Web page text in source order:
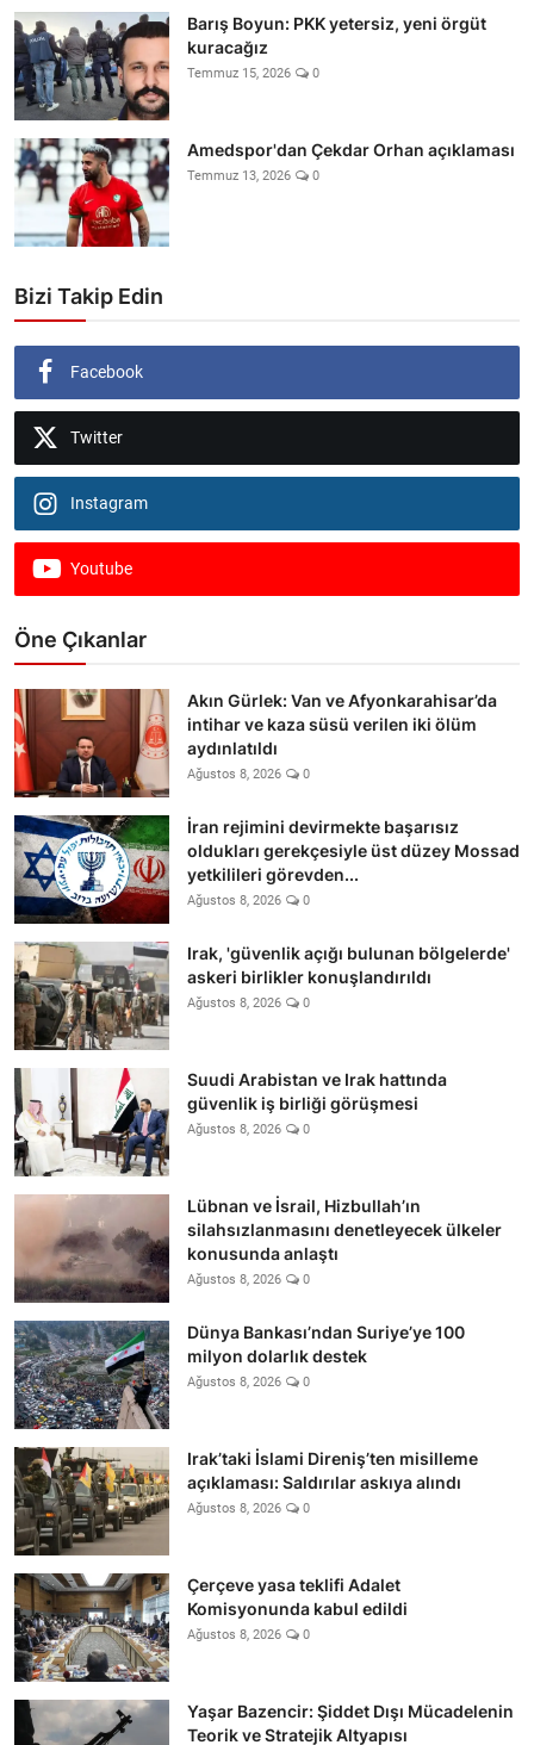
Barış Boyun: PKK yetersiz, yeni örgüt
kuracağız
Temmuz 15, 2026 0
Amedspor'dan Çekdar Orhan açıklaması
Temmuz 13, 2026 0
Bizi Takip Edin
Facebook
Twitter
Instagram
Youtube
Öne Çıkanlar
Akın Gürlek: Van ve Afyonkarahisar’da
intihar ve kaza süsü verilen iki ölüm
aydınlatıldı
Ağustos 8, 2026 0
İran rejimini devirmekte başarısız
oldukları gerekçesiyle üst düzey Mossad
yetkilileri görevden...
Ağustos 8, 2026 0
Irak, 'güvenlik açığı bulunan bölgelerde'
askeri birlikler konuşlandırıldı
Ağustos 8, 2026 0
Suudi Arabistan ve Irak hattında
güvenlik iş birliği görüşmesi
Ağustos 8, 2026 0
Lübnan ve İsrail, Hizbullah’ın
silahsızlanmasını denetleyecek ülkeler
konusunda anlaştı
Ağustos 8, 2026 0
Dünya Bankası’ndan Suriye’ye 100
milyon dolarlık destek
Ağustos 8, 2026 0
Irak’taki İslami Direniş’ten misilleme
açıklaması: Saldırılar askıya alındı
Ağustos 8, 2026 0
Çerçeve yasa teklifi Adalet
Komisyonunda kabul edildi
Ağustos 8, 2026 0
Yaşar Bazencir: Şiddet Dışı Mücadelenin
Teorik ve Stratejik Altyapısı